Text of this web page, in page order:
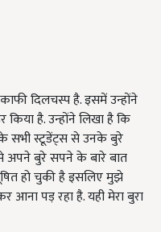
दिलचस्प है. इसमें उन्होंने
है. उन्होंने लिखा है कि
सभी स्टूडेंट्स से उनके बुरे
अपने बुरे सपने के बारे बात
हो चुकी है इसलिए मुझे
पड़ रहा है. यही मेरा बुरा